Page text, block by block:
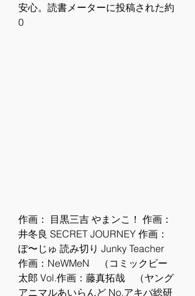
安心。読書メーターに投稿された約
0
作画： 目黒三吉 やまンこ！ 作画：
井冬良 SECRET JOURNEY 作画：
ぽ〜じゅ 読み切り Junky Teacher
作画：NeWMeN　（コミックビー
太郎 Vol.作画：藤真拓哉　（ヤング
アニマルあいらんど No.アキバ総研